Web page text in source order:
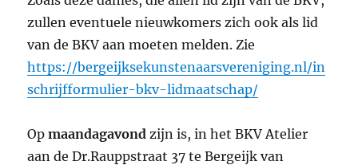
zullen eventuele nieuwkomers zich ook als lid
van de BKV aan moeten melden. Zie
https://bergeijksekunstenaarsvereniging.nl/in
schrijfformulier-bkv-lidmaatschap/
Opmaandagavond zijn is, in het BKV Atelier
aan de Dr.Rauppstraat 37 te Bergeijk van